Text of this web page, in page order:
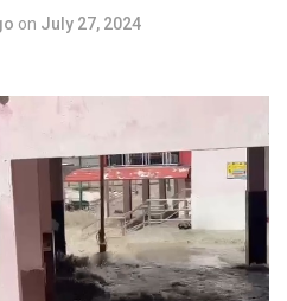
on July 27, 2024